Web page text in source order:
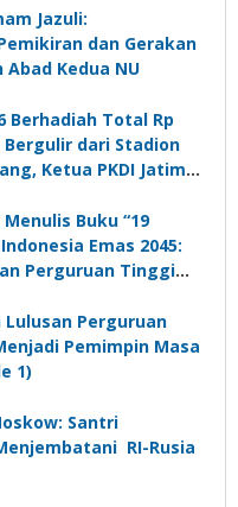
Jazuli:
dan Gerakan
Abad Kedua NU
Berhadiah Total Rp
Bergulir dari Stadion
Ketua PKDI Jatim:
untuk Memajukan
Buku “19
Emas 2045:
Perguruan Tinggi
Lulusan Perguruan
Pemimpin Masa
1)
Santri
RI-Rusia